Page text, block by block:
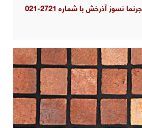
جهت استعلام قیمت اجرنما نسوز آذرخش با شماره 2721-021